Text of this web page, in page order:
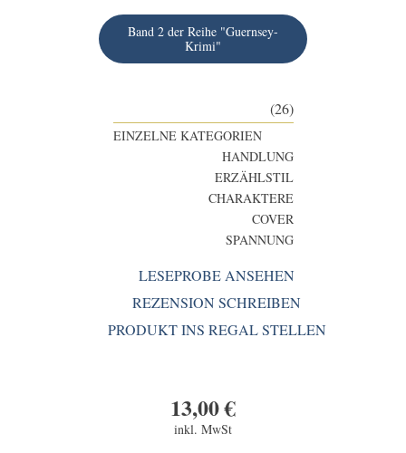
Band 2 der Reihe "Guernsey-
Krimi"
(26)
EINZELNE KATEGORIEN
HANDLUNG
ERZÄHLSTIL
CHARAKTERE
COVER
SPANNUNG
LESEPROBE ANSEHEN
REZENSION SCHREIBEN
PRODUKT INS REGAL STELLEN
13,00€
inkl. MwSt